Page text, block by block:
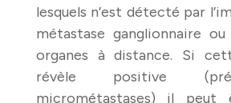
lesquels n’est détecté par
métastase ganglionnaire ou
organes à distance. Si
révèle positive
micrométastases) il peut